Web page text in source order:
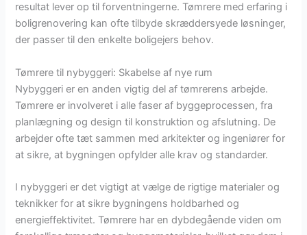
resultat lever op til forventningerne. Tømrere med erfaring i
boligrenovering kan ofte tilbyde skræddersyede løsninger,
der passer til den enkelte boligejers behov.
Tømrere til nybyggeri: Skabelse af nye rum
Nybyggeri er en anden vigtig del af tømrerens arbejde.
Tømrere er involveret i alle faser af byggeprocessen, fra
planlægning og design til konstruktion og afslutning. De
arbejder ofte tæt sammen med arkitekter og ingeniører for
at sikre, at bygningen opfylder alle krav og standarder.
I nybyggeri er det vigtigt at vælge de rigtige materialer og
teknikker for at sikre bygningens holdbarhed og
energieffektivitet. Tømrere har en dybdegående viden om